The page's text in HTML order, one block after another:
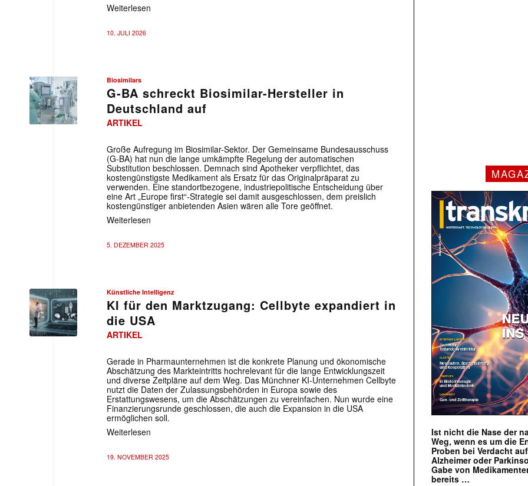
Weiterlesen
10. JULI 2026
Biosimilars
G-BA schreckt Biosimilar-Hersteller in
Deutschland auf
ARTIKEL
Große Aufregung im Biosimilar-Sektor. Der Gemeinsame Bundesausschuss
(G-BA) hat nun die lange umkämpfte Regelung der automatischen
Substitution beschlossen. Demnach sind Apotheker verpflichtet, das
kostengünstigste Medikament als Ersatz für das Originalpräparat zu
verwenden. Eine standortbezogene, industriepolitische Entscheidung über
eine Art „Europe first“-Strategie sei damit ausgeschlossen, dem preislich
kostengünstiger anbietenden Asien wären alle Tore geöffnet.
Weiterlesen
5. DEZEMBER 2025
Künstliche Intelligenz
KI für den Marktzugang: Cellbyte expandiert in
die USA
ARTIKEL
Gerade in Pharmaunternehmen ist die konkrete Planung und ökonomische
Abschätzung des Markteintritts hochrelevant für die lange Entwicklungszeit
und diverse Zeitpläne auf dem Weg. Das Münchner KI-Unternehmen Cellbyte
nutzt die Daten der Zulassungsbehörden in Europa sowie des
Erstattungswesens, um die Abschätzungen zu vereinfachen. Nun wurde eine
Finanzierungsrunde geschlossen, die auch die Expansion in die USA
ermöglichen soll.
Weiterlesen
19. NOVEMBER 2025
Ist nicht die Nase der
Weg, wenn es um die
Proben bei Verdacht
Alzheimer oder
Gabe von
bereits …